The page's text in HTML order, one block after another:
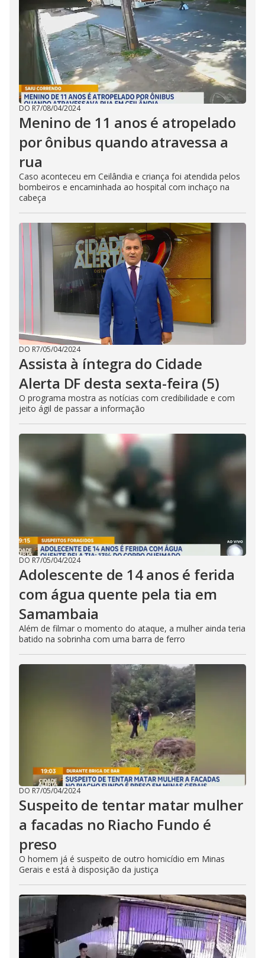
DO R7/08/04/2024
Menino de 11 anos é atropelado
por ônibus quando atravessa a
rua
Caso aconteceu em Ceilândia e criança foi atendida pelos
bombeiros e encaminhada ao hospital com inchaço na
cabeça
DO R7/05/04/2024
Assista à íntegra do Cidade
Alerta DF desta sexta-feira (5)
O programa mostra as notícias com credibilidade e com
jeito ágil de passar a informação
DO R7/05/04/2024
Adolescente de 14 anos é ferida
com água quente pela tia em
Samambaia
Além de filmar o momento do ataque, a mulher ainda teria
batido na sobrinha com uma barra de ferro
DO R7/05/04/2024
Suspeito de tentar matar mulher
a facadas no Riacho Fundo é
preso
O homem já é suspeito de outro homicídio em Minas
Gerais e está à disposição da justiça